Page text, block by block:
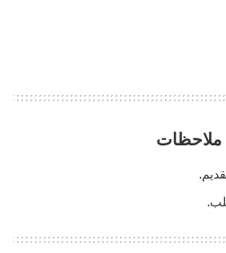
ملاحظات